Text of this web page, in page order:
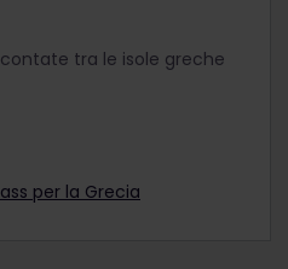
tra le isole greche
per la Grecia